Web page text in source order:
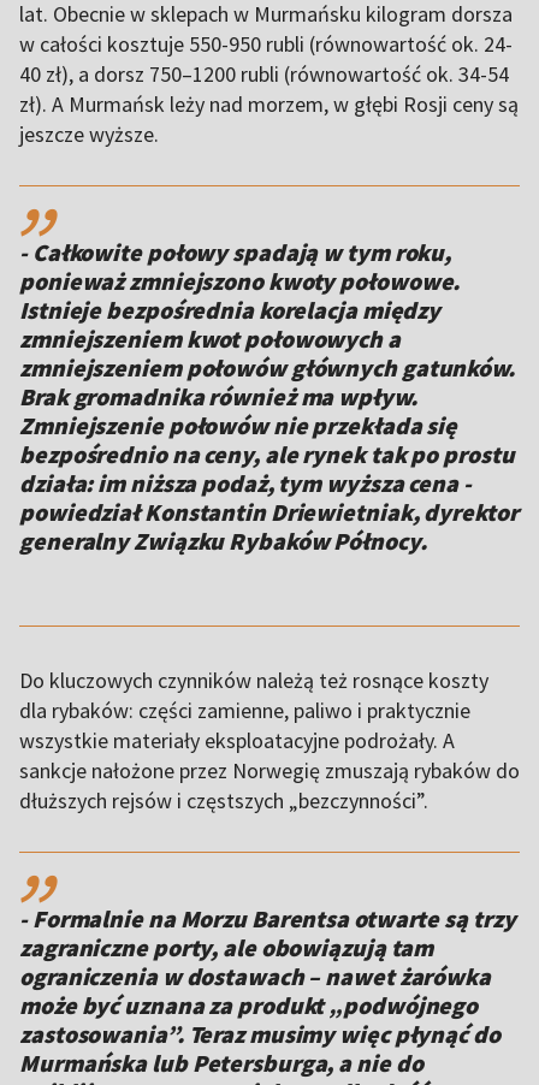
lat. Obecnie w sklepach w Murmańsku kilogram dorsza
w całości kosztuje 550-950 rubli (równowartość ok. 24-
40 zł), a dorsz 750–1200 rubli (równowartość ok. 34-54
zł). A Murmańsk leży nad morzem, w głębi Rosji ceny są
jeszcze wyższe.
,,
- Całkowite połowy spadają w tym roku,
ponieważ zmniejszono kwoty połowowe.
Istnieje bezpośrednia korelacja między
zmniejszeniem kwot połowowych a
zmniejszeniem połowów głównych gatunków.
Brak gromadnika również ma wpływ.
Zmniejszenie połowów nie przekłada się
bezpośrednio na ceny, ale rynek tak po prostu
działa: im niższa podaż, tym wyższa cena -
powiedział Konstantin Driewietniak, dyrektor
generalny Związku Rybaków Północy.
Do kluczowych czynników należą też rosnące koszty
dla rybaków: części zamienne, paliwo i praktycznie
wszystkie materiały eksploatacyjne podrożały. A
sankcje nałożone przez Norwegię zmuszają rybaków do
dłuższych rejsów i częstszych „bezczynności”.
,,
- Formalnie na Morzu Barentsa otwarte są trzy
zagraniczne porty, ale obowiązują tam
ograniczenia w dostawach – nawet żarówka
może być uznana za produkt „podwójnego
zastosowania”. Teraz musimy więc płynąć do
Murmańska lub Petersburga, a nie do